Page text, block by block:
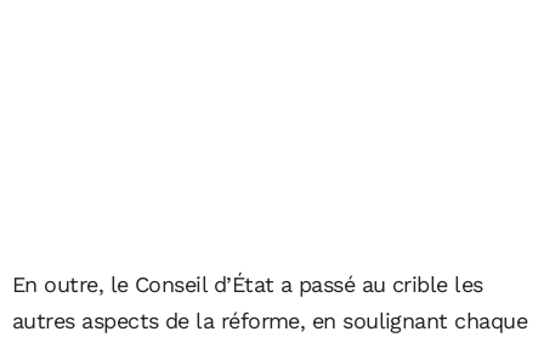
En outre, le Conseil d’État a passé au crible les
autres aspects de la réforme, en soulignant chaque